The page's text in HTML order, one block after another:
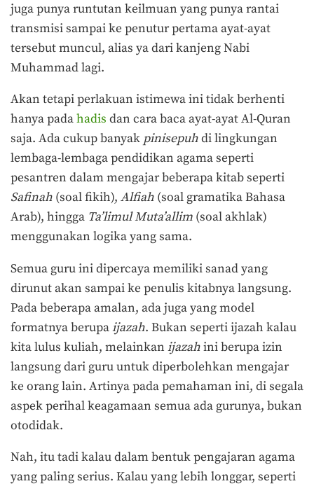
juga punya runtutan keilmuan yang punya rantai
transmisi sampai ke penutur pertama ayat-ayat
tersebut muncul, alias ya dari kanjeng Nabi
Muhammad lagi.
Akan tetapi perlakuan istimewa ini tidak berhenti
hanya padahadis dan cara baca ayat-ayat Al-Quran
saja. Ada cukup banyak pinisepuhdi lingkungan
lembaga-lembaga pendidikan agama seperti
pesantren dalam mengajar beberapa kitab seperti
Safinah (soal fikih), Alfiah (soal gramatika Bahasa
Arab), hingga Ta’limul Muta’allim (soal akhlak)
menggunakan logika yang sama.
Semua guru ini dipercaya memiliki sanad yang
dirunut akan sampai ke penulis kitabnya langsung.
Pada beberapa amalan, ada juga yang model
formatnya berupaijazah. Bukan seperti ijazah kalau
kita lulus kuliah, melainkan ijazahini berupa izin
langsung dari guru untuk diperbolehkan mengajar
ke orang lain. Artinya pada pemahaman ini, di segala
aspek perihal keagamaan semua ada gurunya, bukan
otodidak.
Nah, itu tadi kalau dalam bentuk pengajaran agama
yang paling serius. Kalau yang lebih longgar, seperti